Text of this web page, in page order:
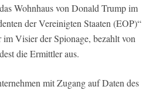
Wohnhaus von Donald Trump im
der Vereinigten Staaten (EOP)“
Visier der Spionage, bezahlt von
die Ermittler aus.
mit Zugang auf Daten des